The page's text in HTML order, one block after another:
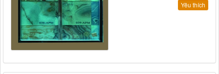
Yêu thích